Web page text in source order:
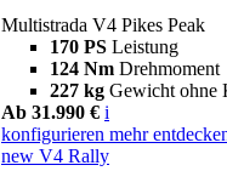
Multistrada V4 Pikes Peak
170 PS Leistung
124 Nm Drehmoment
227 kg Gewicht ohne
Ab 31.990 € i
konfigurieren mehr
new V4 Rally